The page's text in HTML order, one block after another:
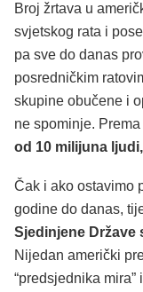
Broj žrtava u
svjetskog rata i
pa sve do danas
posredničkim
skupine obučene i
ne spominje.
od 10 milijuna
Čak i ako ostavimo
godine do danas,
Sjedinjene Države
Nijedan američki
“predsjednika mira”